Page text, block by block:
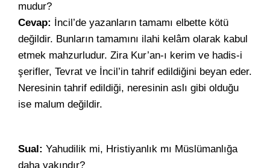
mudur?
Cevap: İncil’de yazanların tamamı elbette kötü
değildir. Bunların tamamını ilahi kelâm olarak kabul
etmek mahzurludur. Zira Kur’an-ı kerim ve hadis-i
şerifler, Tevrat ve İncil’in tahrif edildiğini beyan eder.
Neresinin tahrif edildiği, neresinin aslı gibi olduğu
ise malum değildir.
Sual: Yahudilik mi, Hristiyanlık mı Müslümanlığa
daha yakındır?